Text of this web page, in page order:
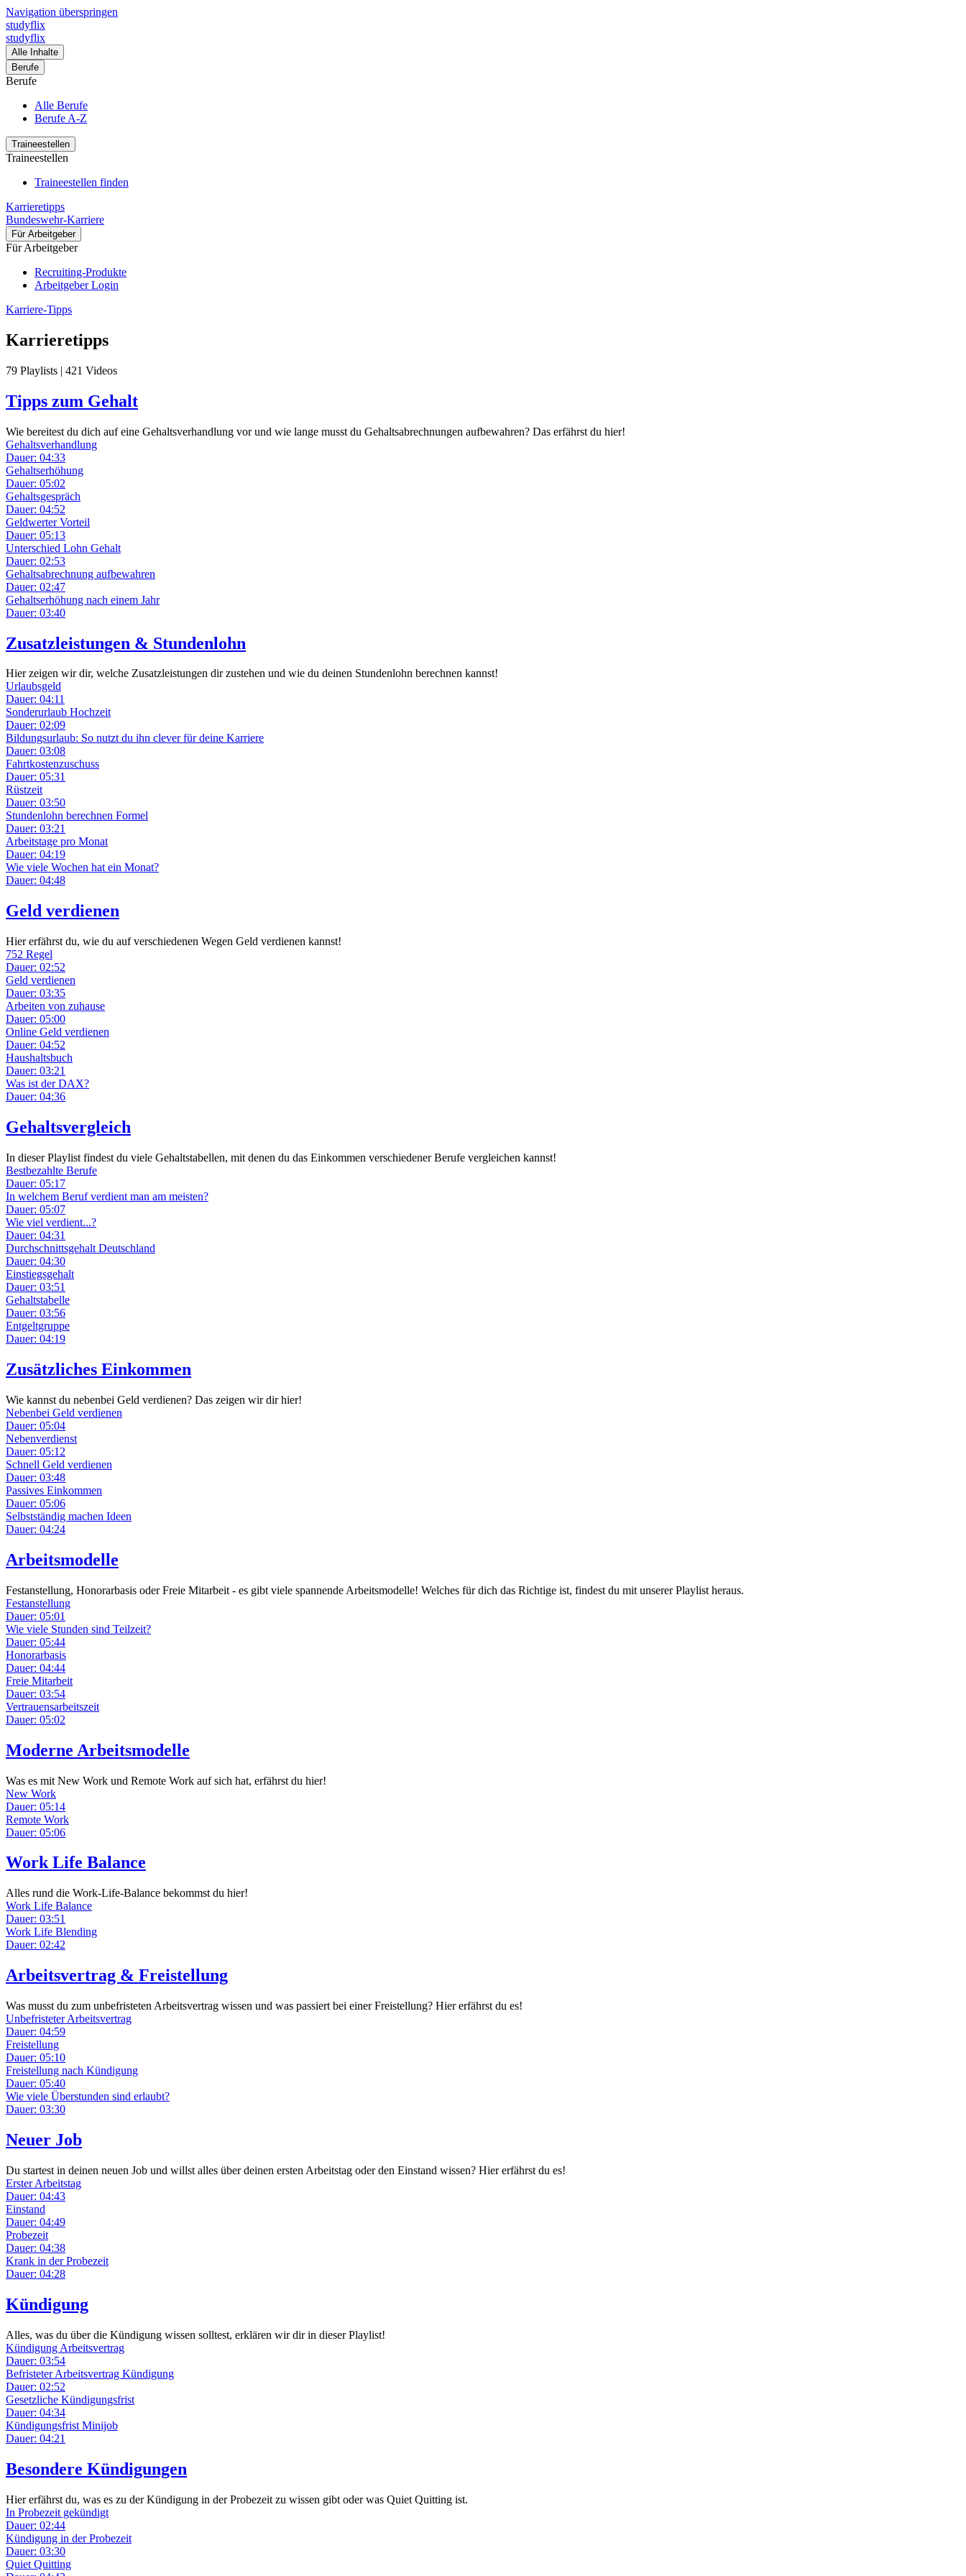
Navigation überspringen
studyflix
studyflix
Alle Inhalte
Berufe
Berufe
Alle Berufe
Berufe A-Z
Traineestellen
Traineestellen
Traineestellen finden
Karrieretipps
Bundeswehr-Karriere
Für Arbeitgeber
Für Arbeitgeber
Recruiting-Produkte
Arbeitgeber Login
Karriere-Tipps
Karrieretipps
79 Playlists | 421 Videos
Tipps zum Gehalt
Wie bereitest du dich auf eine Gehaltsverhandlung vor und wie lange musst du Gehaltsabrechnungen aufbewahren? Das erfährst du hier!
Gehaltsverhandlung
Dauer: 04:33
Gehaltserhöhung
Dauer: 05:02
Gehaltsgespräch
Dauer: 04:52
Geldwerter Vorteil
Dauer: 05:13
Unterschied Lohn Gehalt
Dauer: 02:53
Gehaltsabrechnung aufbewahren
Dauer: 02:47
Gehaltserhöhung nach einem Jahr
Dauer: 03:40
Zusatzleistungen & Stundenlohn
Hier zeigen wir dir, welche Zusatzleistungen dir zustehen und wie du deinen Stundenlohn berechnen kannst!
Urlaubsgeld
Dauer: 04:11
Sonderurlaub Hochzeit
Dauer: 02:09
Bildungsurlaub: So nutzt du ihn clever für deine Karriere
Dauer: 03:08
Fahrtkostenzuschuss
Dauer: 05:31
Rüstzeit
Dauer: 03:50
Stundenlohn berechnen Formel
Dauer: 03:21
Arbeitstage pro Monat
Dauer: 04:19
Wie viele Wochen hat ein Monat?
Dauer: 04:48
Geld verdienen
Hier erfährst du, wie du auf verschiedenen Wegen Geld verdienen kannst!
752 Regel
Dauer: 02:52
Geld verdienen
Dauer: 03:35
Arbeiten von zuhause
Dauer: 05:00
Online Geld verdienen
Dauer: 04:52
Haushaltsbuch
Dauer: 03:21
Was ist der DAX?
Dauer: 04:36
Gehaltsvergleich
In dieser Playlist findest du viele Gehaltstabellen, mit denen du das Einkommen verschiedener Berufe vergleichen kannst!
Bestbezahlte Berufe
Dauer: 05:17
In welchem Beruf verdient man am meisten?
Dauer: 05:07
Wie viel verdient...?
Dauer: 04:31
Durchschnittsgehalt Deutschland
Dauer: 04:30
Einstiegsgehalt
Dauer: 03:51
Gehaltstabelle
Dauer: 03:56
Entgeltgruppe
Dauer: 04:19
Zusätzliches Einkommen
Wie kannst du nebenbei Geld verdienen? Das zeigen wir dir hier!
Nebenbei Geld verdienen
Dauer: 05:04
Nebenverdienst
Dauer: 05:12
Schnell Geld verdienen
Dauer: 03:48
Passives Einkommen
Dauer: 05:06
Selbstständig machen Ideen
Dauer: 04:24
Arbeitsmodelle
Festanstellung, Honorarbasis oder Freie Mitarbeit - es gibt viele spannende Arbeitsmodelle! Welches für dich das Richtige ist, findest du mit unserer Playlist heraus.
Festanstellung
Dauer: 05:01
Wie viele Stunden sind Teilzeit?
Dauer: 05:44
Honorarbasis
Dauer: 04:44
Freie Mitarbeit
Dauer: 03:54
Vertrauensarbeitszeit
Dauer: 05:02
Moderne Arbeitsmodelle
Was es mit New Work und Remote Work auf sich hat, erfährst du hier!
New Work
Dauer: 05:14
Remote Work
Dauer: 05:06
Work Life Balance
Alles rund die Work-Life-Balance bekommst du hier!
Work Life Balance
Dauer: 03:51
Work Life Blending
Dauer: 02:42
Arbeitsvertrag & Freistellung
Was musst du zum unbefristeten Arbeitsvertrag wissen und was passiert bei einer Freistellung? Hier erfährst du es!
Unbefristeter Arbeitsvertrag
Dauer: 04:59
Freistellung
Dauer: 05:10
Freistellung nach Kündigung
Dauer: 05:40
Wie viele Überstunden sind erlaubt?
Dauer: 03:30
Neuer Job
Du startest in deinen neuen Job und willst alles über deinen ersten Arbeitstag oder den Einstand wissen? Hier erfährst du es!
Erster Arbeitstag
Dauer: 04:43
Einstand
Dauer: 04:49
Probezeit
Dauer: 04:38
Krank in der Probezeit
Dauer: 04:28
Kündigung
Alles, was du über die Kündigung wissen solltest, erklären wir dir in dieser Playlist!
Kündigung Arbeitsvertrag
Dauer: 03:54
Befristeter Arbeitsvertrag Kündigung
Dauer: 02:52
Gesetzliche Kündigungsfrist
Dauer: 04:34
Kündigungsfrist Minijob
Dauer: 04:21
Besondere Kündigungen
Hier erfährst du, was es zu der Kündigung in der Probezeit zu wissen gibt oder was Quiet Quitting ist.
In Probezeit gekündigt
Dauer: 02:44
Kündigung in der Probezeit
Dauer: 03:30
Quiet Quitting